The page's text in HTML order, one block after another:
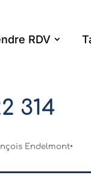
RDV
314
Endelmont